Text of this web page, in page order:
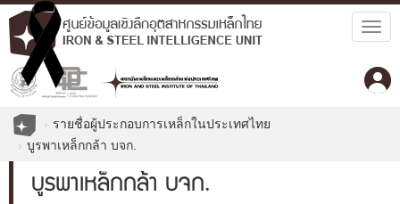
รายชื่อผู้ประกอบการเหล็กในประเทศไทย
บูรพาเหล็กกล้า บจก.
บูรพาเหล็กกล้า บจก.